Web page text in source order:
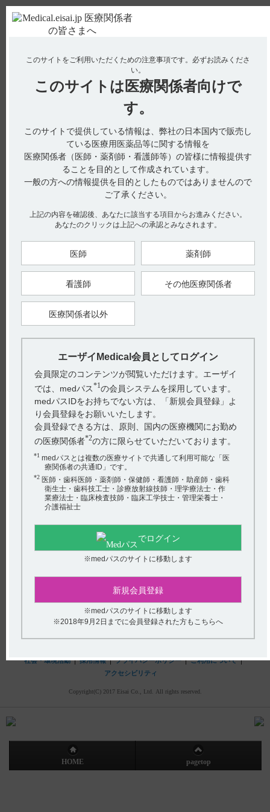
使用期限検索 Drug Information
No : 2128
【ザーネ】 高齢者への投与を教えてください。
【ザーネ】
高齢者への投与を教えてください。
電子添文には高齢者への注意は設定されていません。（引用
【引用】
1）ザーネ軟膏0.5％電子添文2023年9月改訂（第1版）
【更新年月】
関連するQ&A
【ザーネ】 保存時の注意事項について教えてください。
【ザーネ】 包装について教えてください。
【サイレース・錠】 粉砕投与に関する情報はあります
か？
【ザーネ】 薬物相互作用（併用禁忌・併用注意など）に
ついて教えて下さい。
【ザーネ】 他剤との配合変化に関する情報はあります
か？
アンケート:ご意見をお聞かせください
(選択してください)
このサイトをご利用いただくための注意事項です。 必ずお読みくださ
い。
このサイトは 医療関係者向けで
す。
このサイトで提供している情報は、弊社の日本国内で販売し
ている医療用医薬品等に関する情報を
医療関係者（医師・薬剤師・看護師等）の皆様に情報提供す
ることを目的として作成されています。
一般の方への情報提供を目的としたものではありませんので
ご了承ください。
上記の内容を確認後、あなたに該当する項目からお進みください。
あなたのクリックは上記への承認とみなされます。
医師 薬剤師
看護師 その他医療関係者
医療関係者以外
エーザイMedical会員としてログイン
会員限定のコンテンツが閲覧いただけます。エーザイ
では、medパス*1の会員システムを採用しています。
medパスIDをお持ちでない方は、「新規会員登録」よ
り会員登録をお願いいたします。
会員登録できる方は、原則、国内の医療機関にお勤め
の医療関係者*2の方に限らせていただいております。
*1 medパスとは複数の医療サイトで共通して利用可能な「医
療関係者の共通ID」です。
*2 医師・歯科医師・薬剤師・保健師・看護師・助産師・歯科
衛生士・歯科技工士・診療放射線技師・理学療法士・作
業療法士・臨床検査技師・臨床工学技士・管理栄養士・
介護福祉士
でログイン
※medパスのサイトに移動します
新規会員登録
※medパスのサイトに移動します
※2018年9月2日までに会員登録された方もこちらへ
hhcホットライン
フリーダイヤル0120-419-497
インターネットでのお問い合わせ
社会・環境活動
採用情報 プライバシーポリシー
ご利用について
アクセシビリティ
Copyright(C) 2017 Eisai Co., Ltd. All rights reserved.
HOME pagetop